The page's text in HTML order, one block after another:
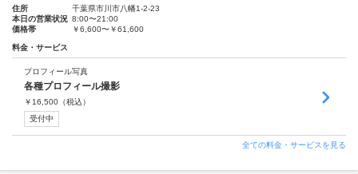
住所
千葉県市川市八幡1-2-23
本日の営業状況 8:00〜21:00
価格帯
￥6,600〜￥61,600
料金・サービス
プロフィール写真
各種プロフィール撮影
￥ 16,500 （税込）
受付中
全ての料金・サービスを見る